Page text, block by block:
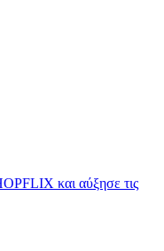
και αύξησε τις